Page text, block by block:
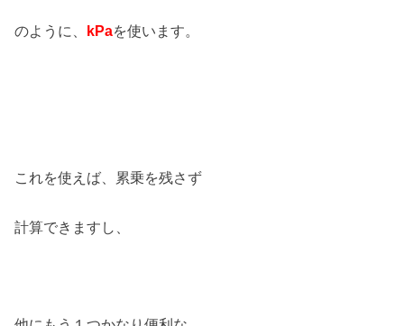
のように、 kPaを使います。
これを使えば、累乗を残さず
計算できますし、